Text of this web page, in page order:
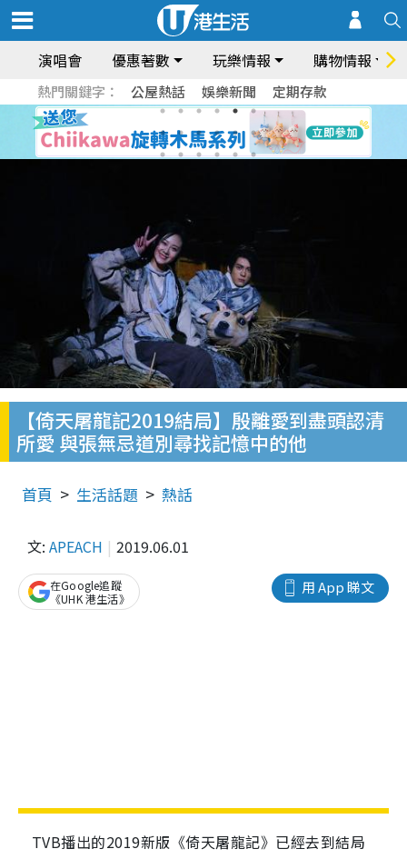
演唱會 優惠著數 玩樂情報 購物情報
熱門關鍵字： 公屋熱話 娛樂新聞 定期存款
【倚天屠龍記2019結局】殷離愛到盡頭認清
所愛 與張無忌道別尋找記憶中的他
首頁 生活話題 熱話
文: APEACH 2019.06.01
用 App 睇文
在Google追蹤
《UHK 港生活》
TVB播出的2019新版《倚天屠龍記》已經去到結局